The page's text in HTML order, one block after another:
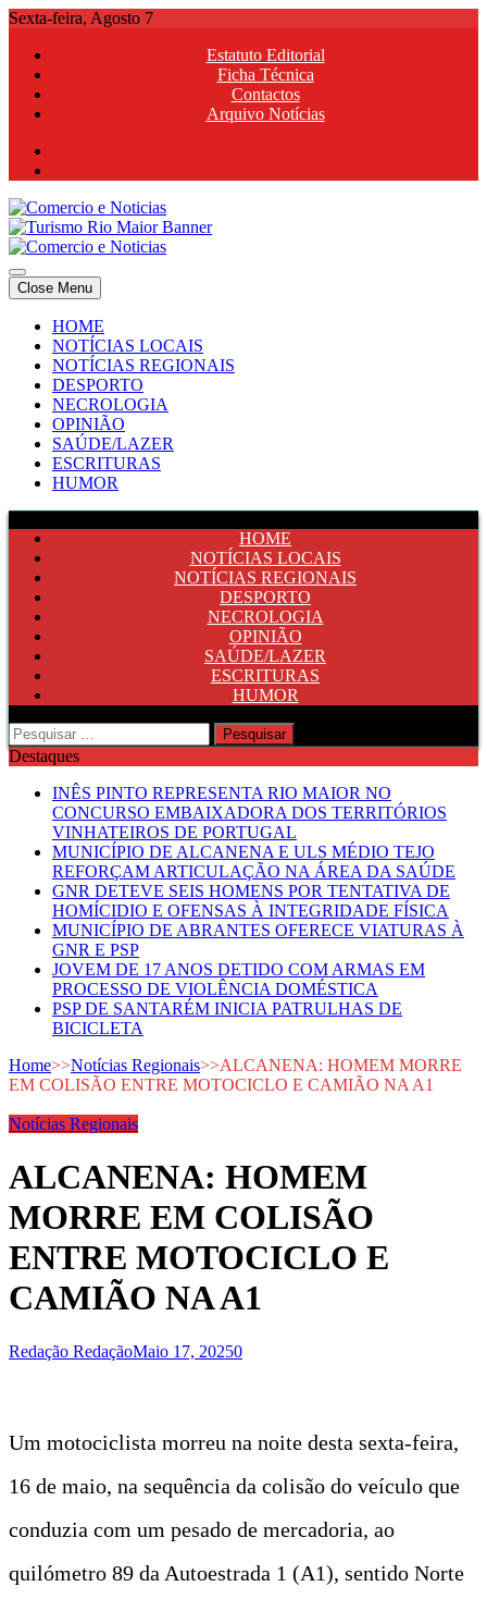
Skip
content
Sexta-feira, Agosto 7
Estatuto Editorial
Ficha Técnica
Contactos
Arquivo Notícias
Comercio e Noticias
Notícias e Publicidade Online
Comercio e Noticias
Notícias e Publicidade Online
Close Menu
HOME
NOTÍCIAS LOCAIS
NOTÍCIAS REGIONAIS
DESPORTO
NECROLOGIA
OPINIÃO
SAÚDE/LAZER
ESCRITURAS
HUMOR
HOME
NOTÍCIAS LOCAIS
NOTÍCIAS REGIONAIS
DESPORTO
NECROLOGIA
OPINIÃO
SAÚDE/LAZER
ESCRITURAS
HUMOR
Pesquisar
por:
Destaques
INÊS PINTO REPRESENTA RIO MAIOR NO
CONCURSO EMBAIXADORA DOS TERRITÓRIOS
VINHATEIROS DE PORTUGAL
MUNICÍPIO DE ALCANENA E ULS MÉDIO TEJO
REFORÇAM ARTICULAÇÃO NA ÁREA DA SAÚDE
GNR DETEVE SEIS HOMENS POR TENTATIVA DE
HOMÍCIDIO E OFENSAS À INTEGRIDADE FÍSICA
MUNICÍPIO DE ABRANTES OFERECE VIATURAS À
GNR E PSP
JOVEM DE 17 ANOS DETIDO COM ARMAS EM
PROCESSO DE VIOLÊNCIA DOMÉSTICA
PSP DE SANTARÉM INICIA PATRULHAS DE
BICICLETA
Home>>Notícias Regionais>>ALCANENA: HOMEM MORRE
EM COLISÃO ENTRE MOTOCICLO E CAMIÃO NA A1
Notícias Regionais
ALCANENA: HOMEM
MORRE EM COLISÃO
ENTRE MOTOCICLO E
CAMIÃO NA A1
Redação RedaçãoMaio 17, 20250
Um motociclista morreu na noite desta sexta-feira,
16 de maio, na sequência da colisão do veículo que
conduzia com um pesado de mercadoria, ao
quilómetro 89 da Autoestrada 1 (A1), sentido Norte